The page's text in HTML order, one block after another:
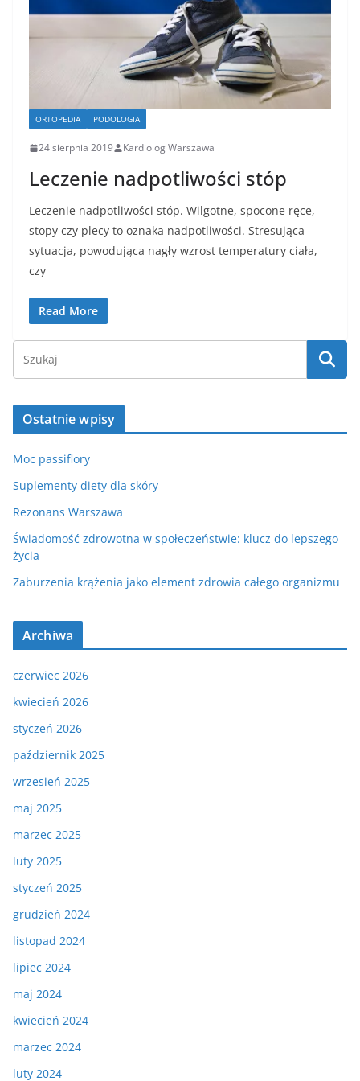
ORTOPEDIA PODOLOGIA
24 sierpnia 2019 Kardiolog Warszawa
Leczenie nadpotliwości stóp
Leczenie nadpotliwości stóp. Wilgotne, spocone ręce,
stopy czy plecy to oznaka nadpotliwości. Stresująca
sytuacja, powodująca nagły wzrost temperatury ciała,
czy
Read More
Ostatnie wpisy
Moc passiflory
Suplementy diety dla skóry
Rezonans Warszawa
Świadomość zdrowotna w społeczeństwie: klucz do lepszego
życia
Zaburzenia krążenia jako element zdrowia całego organizmu
Archiwa
czerwiec 2026
kwiecień 2026
styczeń 2026
październik 2025
wrzesień 2025
maj 2025
marzec 2025
luty 2025
styczeń 2025
grudzień 2024
listopad 2024
lipiec 2024
maj 2024
kwiecień 2024
marzec 2024
luty 2024